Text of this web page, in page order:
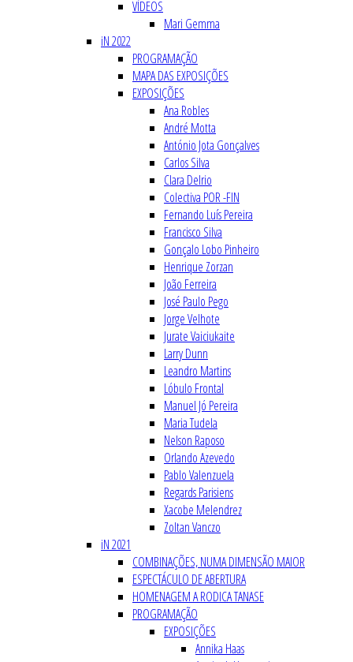
VÍDEOS
Mari Gemma
iN 2022
PROGRAMAÇÃO
MAPA DAS EXPOSIÇÕES
EXPOSIÇÕES
Ana Robles
André Motta
António Jota Gonçalves
Carlos Silva
Clara Delrio
Colectiva POR -FIN
Fernando Luís Pereira
Francisco Silva
Gonçalo Lobo Pinheiro
Henrique Zorzan
João Ferreira
José Paulo Pego
Jorge Velhote
Jurate Vaiciukaite
Larry Dunn
Leandro Martins
Lóbulo Frontal
Manuel Jó Pereira
Maria Tudela
Nelson Raposo
Orlando Azevedo
Pablo Valenzuela
Regards Parisiens
Xacobe Melendrez
Zoltan Vanczo
iN 2021
COMBINAÇÕES, NUMA DIMENSÃO MAIOR
ESPECTÁCULO DE ABERTURA
HOMENAGEM A RODICA TANASE
PROGRAMAÇÃO
EXPOSIÇÕES
Annika Haas